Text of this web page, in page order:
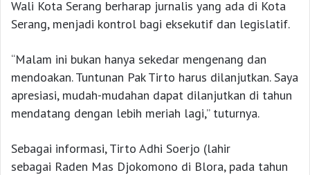
Wali Kota Serang berharap jurnalis yang ada di Kota
Serang, menjadi kontrol bagi eksekutif dan legislatif.
“Malam ini bukan hanya sekedar mengenang dan
mendoakan. Tuntunan Pak Tirto harus dilanjutkan. Saya
apresiasi, mudah-mudahan dapat dilanjutkan di tahun
mendatang dengan lebih meriah lagi,” tuturnya.
Sebagai informasi, Tirto Adhi Soerjo (lahir
sebagai Raden Mas Djokomono di Blora, pada tahun